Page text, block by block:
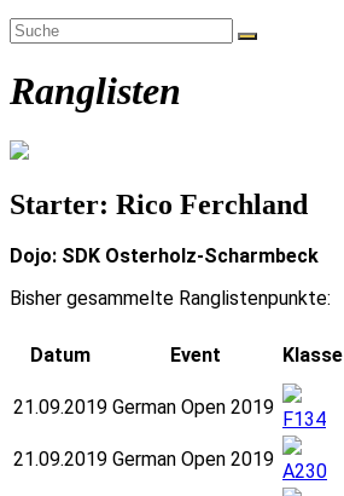
Ranglisten
Starter: Rico Ferchland
Dojo: SDK Osterholz-Scharmbeck
Bisher gesammelte Ranglistenpunkte:
Datum Event Klasse
21.09.2019 German Open 2019
F134
21.09.2019 German Open 2019
A230